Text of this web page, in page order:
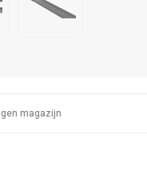
magazijn